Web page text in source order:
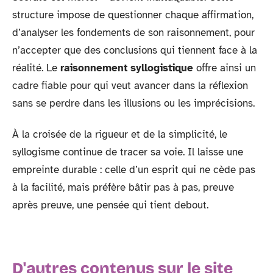
structure impose de questionner chaque affirmation,
d’analyser les fondements de son raisonnement, pour
n’accepter que des conclusions qui tiennent face à la
réalité. Le raisonnement syllogistique offre ainsi un
cadre fiable pour qui veut avancer dans la réflexion
sans se perdre dans les illusions ou les imprécisions.
À la croisée de la rigueur et de la simplicité, le
syllogisme continue de tracer sa voie. Il laisse une
empreinte durable : celle d’un esprit qui ne cède pas
à la facilité, mais préfère bâtir pas à pas, preuve
après preuve, une pensée qui tient debout.
D'autres contenus sur le site